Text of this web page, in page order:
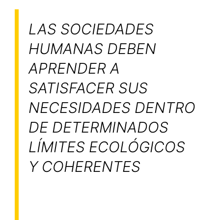
LAS SOCIEDADES
HUMANAS DEBEN
APRENDER A
SATISFACER SUS
NECESIDADES DENTRO
DE DETERMINADOS
LÍMITES ECOLÓGICOS
Y COHERENTES